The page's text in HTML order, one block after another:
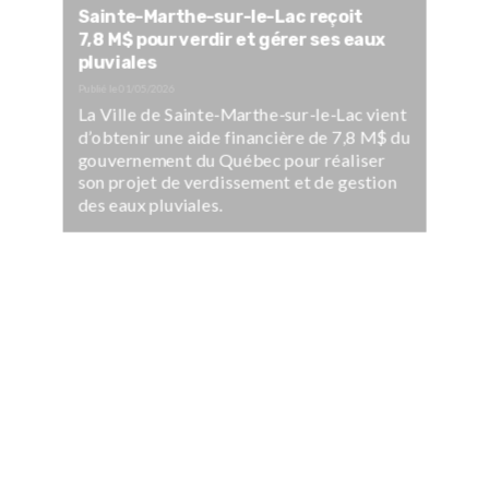
Sainte-Marthe-sur-le-Lac reçoit
7,8 M$ pour verdir et gérer ses eaux
pluviales
La Ville de Sainte-Marthe-sur-le-Lac vient
d’obtenir une aide financière de 7,8 M$ du
gouvernement du Québec pour réaliser
son projet de verdissement et de gestion
des eaux pluviales.